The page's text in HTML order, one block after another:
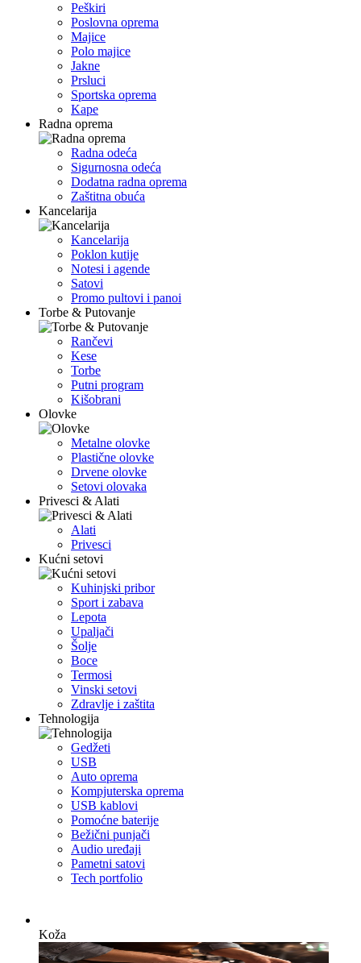
Peškiri
Poslovna oprema
Majice
Polo majice
Jakne
Prsluci
Sportska oprema
Kape
Radna oprema
Radna odeća
Sigurnosna odeća
Dodatna radna oprema
Zaštitna obuća
Kancelarija
Kancelarija
Poklon kutije
Notesi i agende
Satovi
Promo pultovi i panoi
Torbe & Putovanje
Rančevi
Kese
Torbe
Putni program
Kišobrani
Olovke
Metalne olovke
Plastične olovke
Drvene olovke
Setovi olovaka
Privesci & Alati
Alati
Privesci
Kućni setovi
Kuhinjski pribor
Sport i zabava
Lepota
Upaljači
Šolje
Boce
Termosi
Vinski setovi
Zdravlje i zaštita
Tehnologija
Gedžeti
USB
Auto oprema
Kompjuterska oprema
USB kablovi
Pomoćne baterije
Bežični punjači
Audio uređaji
Pametni satovi
Tech portfolio
Koža